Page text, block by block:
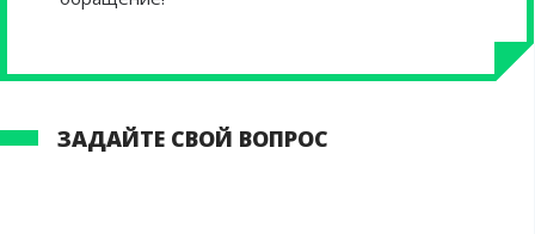
ЗАДАЙТЕ СВОЙ ВОПРОС